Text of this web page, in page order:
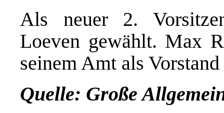
Als neuer 2.
Loeven gewählt. Max
seinem Amt als
Quelle: Große